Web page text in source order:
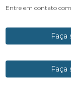
Entre em contato com